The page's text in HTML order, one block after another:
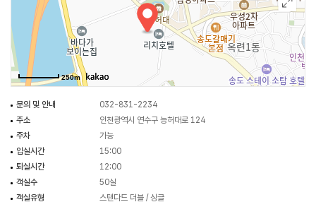
250m
문의 및 안내
032-831-2234
주소
인천광역시 연수구 능허대로 124
주차
가능
입실시간
15:00
퇴실시간
12:00
객실수
50실
객실유형
스탠다드 더블 / 싱글